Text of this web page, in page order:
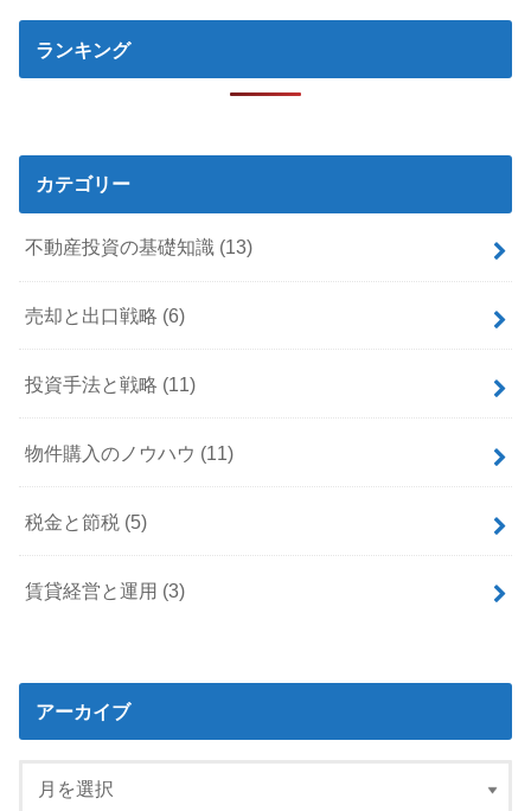
ランキング
カテゴリー
不動産投資の基礎知識 (13)
売却と出口戦略 (6)
投資手法と戦略 (11)
物件購入のノウハウ (11)
税金と節税 (5)
賃貸経営と運用 (3)
アーカイブ